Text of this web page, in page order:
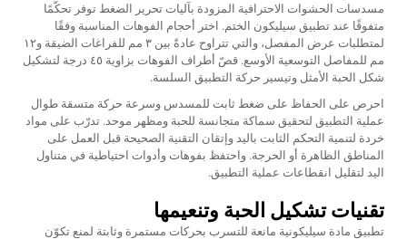
مسدسات الحشوات الاحترافية المزودة بآليات تحرير الضغط توفر تحكّمًا
متفوقًا عند تطبيق سيليكون الختم. اختر أحجام الفوهات المناسبة وفقًا
لمتطلبات عرض المفصل، والتي تتراوح عادةً بين ٣ مم للفراغات الضيقة و١٢
مم للمفاصل التوسعية الأوسع. قصّ أطراف الفوهات بزاوية ٤٥ درجة لتشكيل
شكل الحبة الأمثل وتيسير حركة التطبيق السلسة.
احرص على الحفاظ على ضغط ثابت للمسدس وسرعة حركة متسقة طوال
عملية التطبيق لتحقيق سماكة متجانسة للحبة ومظهر موحد. تدرّب على مواد
خردة لتنمية التحكم الثابت باليد وإتقان التقنية الصحيحة قبل العمل على
المناطق الظاهرة أو الحرجة. واحتفظ بفوهات وأدوات احتياطية في متناول
اليد لتقليل انقطاعات عملية التطبيق.
تقنيات تشكيل الحبة وتنعيمها
تطبيق مادة سيليكونية مانعة للتسرب بحركات مستمرة وثابتة لمنع تكوّن